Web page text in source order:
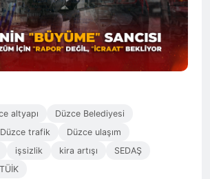
altyapı
Düzce Belediyesi
Düzce trafik
Düzce ulaşım
işsizlik kira artışı
SEDAŞ
TÜİK